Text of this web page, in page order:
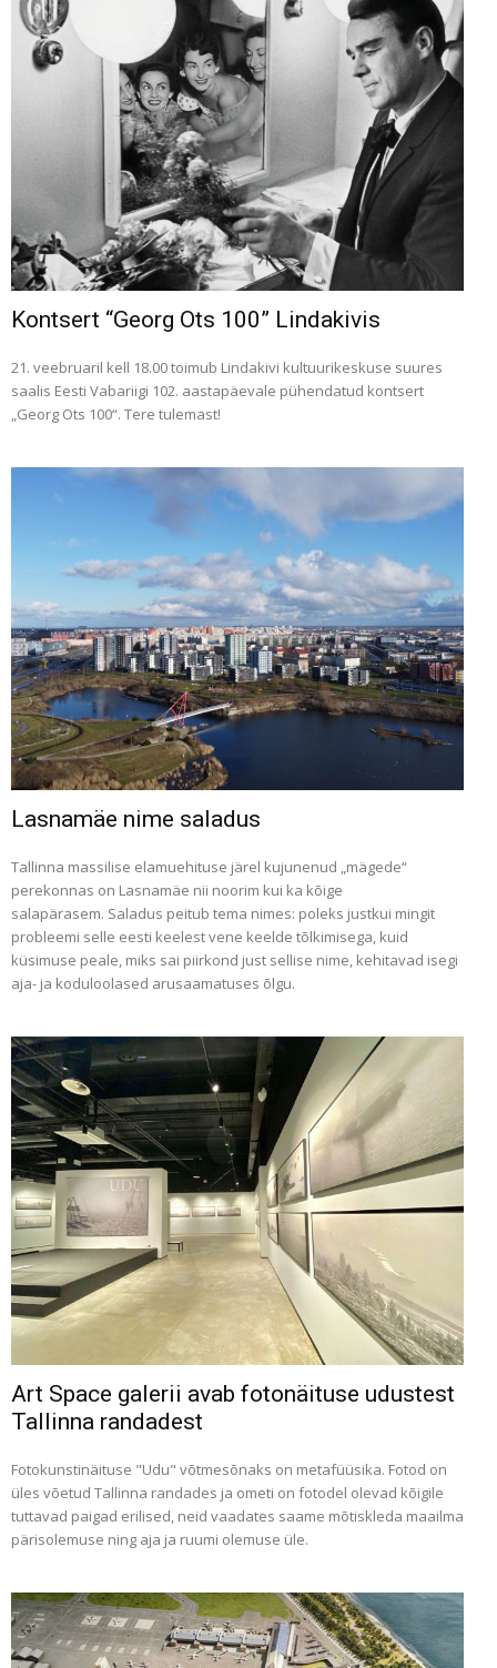
Kontsert “Georg Ots 100” Lindakivis
21. veebruaril kell 18.00 toimub Lindakivi kultuurikeskuse suures
saalis Eesti Vabariigi 102. aastapäevale pühendatud kontsert
„Georg Ots 100“. Tere tulemast!
Lasnamäe nime saladus
Tallinna massilise elamuehituse järel kujunenud „mägede“
perekonnas on Lasnamäe nii noorim kui ka kõige
salapärasem. Saladus peitub tema nimes: poleks justkui mingit
probleemi selle eesti keelest vene keelde tõlkimisega, kuid
küsimuse peale, miks sai piirkond just sellise nime, kehitavad isegi
aja- ja koduloolased arusaamatuses õlgu.
Art Space galerii avab fotonäituse udustest
Tallinna randadest
Fotokunstinäituse "Udu" võtmesõnaks on metafüüsika. Fotod on
üles võetud Tallinna randades ja ometi on fotodel olevad kõigile
tuttavad paigad erilised, neid vaadates saame mõtiskleda maailma
pärisolemuse ning aja ja ruumi olemuse üle.